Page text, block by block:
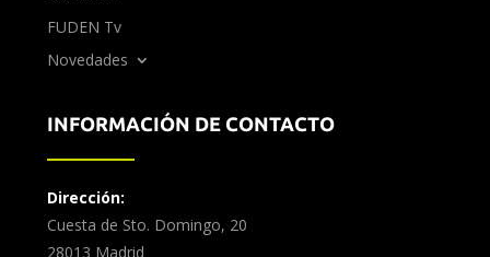
FUDEN Tv
Novedades
INFORMACIÓN DE CONTACTO
Dirección:
Cuesta de Sto. Domingo, 20
28013 Madrid